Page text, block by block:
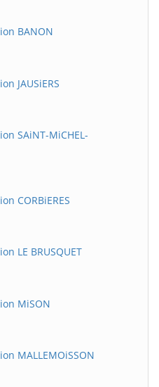
BANON
JAUSiERS
SAiNT-MiCHEL-
CORBiERES
LE BRUSQUET
MiSON
MALLEMOiSSON